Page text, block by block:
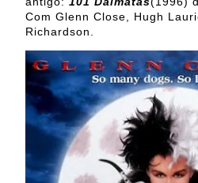
Com Glenn Close, Hugh
Richardson.